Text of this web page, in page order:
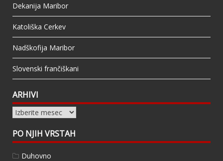
Dekanija Maribor
Katoliška Cerkev
Nadškofija Maribor
Slovenski frančiškani
ARHIVI
Arhivi
PO NJIH VRSTAH
Duhovno